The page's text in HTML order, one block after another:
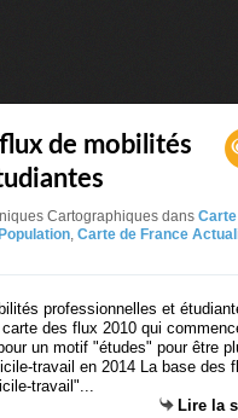
de mobilités
Cartographiques dans
, Carte de France
des flux 2010 qui
un motif "études" pour être
travail en 2014 La base des
travail"...
Lire la